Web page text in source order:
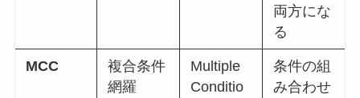
両方にな
る
MCC
複合条件
網羅
Multiple
Conditio
条件の組
み合わせ